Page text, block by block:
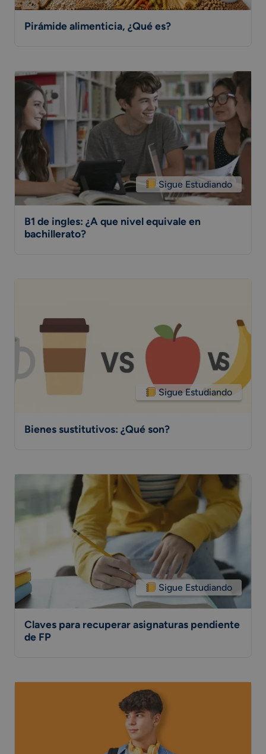
Pirámide alimenticia, ¿Qué es?
Sigue Estudiando
B1 de ingles: ¿A que nivel equivale en
bachillerato?
Sigue Estudiando
Bienes sustitutivos: ¿Qué son?
Sigue Estudiando
Claves para recuperar asignaturas pendiente
de FP